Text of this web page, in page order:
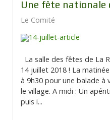
Une fête nationale
Le Comité
La salle des fêtes de La
14 juillet 2018 ! La
à 9h30 pour une balade à
le village. A midi : Un
puis i...